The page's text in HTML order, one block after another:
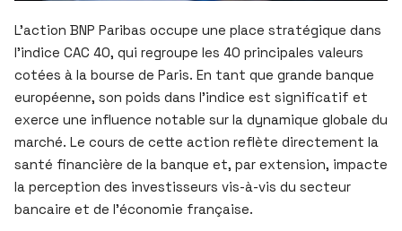
L’action BNP Paribas occupe une place stratégique dans
l’indice CAC 40, qui regroupe les 40 principales valeurs
cotées à la bourse de Paris. En tant que grande banque
européenne, son poids dans l’indice est significatif et
exerce une influence notable sur la dynamique globale du
marché. Le cours de cette action reflète directement la
santé financière de la banque et, par extension, impacte
la perception des investisseurs vis-à-vis du secteur
bancaire et de l’économie française.